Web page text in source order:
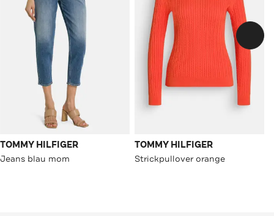
TOMMY HILFIGER
Jeans blau mom
TOMMY HILFIGER
Strickpullover orange